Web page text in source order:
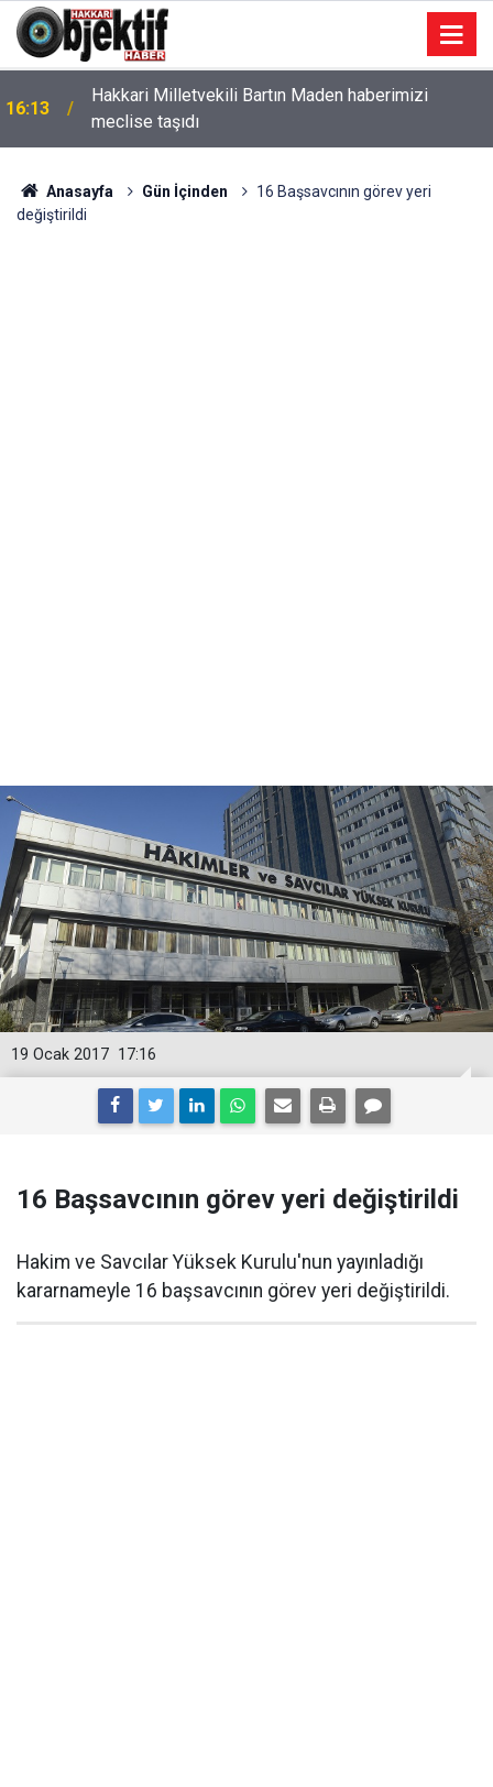
16:13
Hakkari Milletvekili Bartın Maden haberimizi
meclise taşıdı
Anasayfa Gün İçinden
16 Başsavcının görev yeri
değiştirildi
17:16
19 Ocak 2017
16 Başsavcının görev yeri değiştirildi
Hakim ve Savcılar Yüksek Kurulu'nun yayınladığı
kararnameyle 16 başsavcının görev yeri değiştirildi.